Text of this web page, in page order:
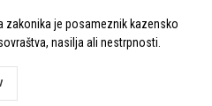
zakonika je posameznik kazensko
nasilja ali nestrpnosti.